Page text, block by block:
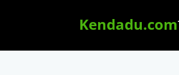
Kendadu.com